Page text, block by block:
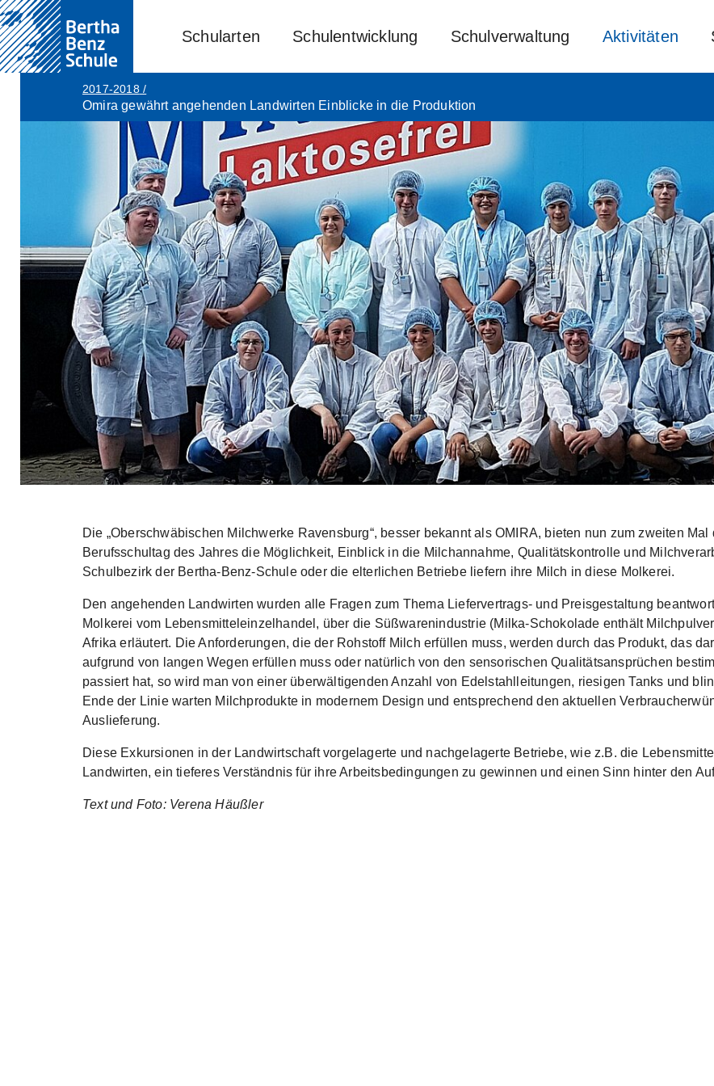
Schularten Schulentwicklung Schulverwaltung Aktivitäten
2017-2018/
Omira gewährt angehenden Landwirten Einblicke in die Produktion
Skip to main contentDie „Oberschwäbischen Milchwerke Ravensburg“, besser bekannt als OMIRA, bieten nun zum zweiten
Berufsschultag des Jahres die Möglichkeit, Einblick in die Milchannahme, Qualitätskontrolle und
Schulbezirk der Bertha-Benz-Schule oder die elterlichen Betriebe liefern ihre Milch in diese Molkerei.
Den angehenden Landwirten wurden alle Fragen zum Thema Liefervertrags- und Preisgestaltung
Molkerei vom Lebensmitteleinzelhandel, über die Süßwarenindustrie (Milka-Schokolade enthält
Afrika erläutert. Die Anforderungen, die der Rohstoff Milch erfüllen muss, werden durch das Produkt, das
aufgrund von langen Wegen erfüllen muss oder natürlich von den sensorischen Qualitätsansprüchen
passiert hat, so wird man von einer überwältigenden Anzahl von Edelstahlleitungen, riesigen Tanks und
Ende der Linie warten Milchprodukte in modernem Design und entsprechend den aktuellen
Auslieferung.
Diese Exkursionen in der Landwirtschaft vorgelagerte und nachgelagerte Betriebe, wie z.B. die
Landwirten, ein tieferes Verständnis für ihre Arbeitsbedingungen zu gewinnen und einen Sinn hinter den
Text und Foto: Verena Häußler